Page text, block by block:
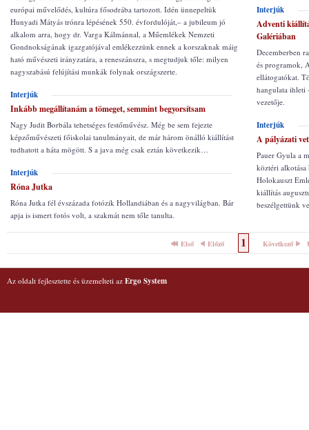
európai művelődés, kultúra fősodrába tartozott. Idén ünnepeltük
Hunyadi Mátyás trónra lépésének 550. évfordulóját,– a jubileum jó
alkalom arra, hogy dr. Varga Kálmánnal, a Műemlékek Nemzeti
Gondnokságának igazgatójával emlékezzünk ennek a korszaknak máig
ható művészeti irányzatára, a reneszánszra, s megtudjuk tőle: milyen
nagyszabású felújítási munkák folynak országszerte.
Interjúk
Inkább megállítanám a tömeget, semmint begyorsítsam
Nagy Judit Borbála tehetséges festőművész. Még be sem fejezte
képzőművészeti főiskolai tanulmányait, de már három önálló kiállítást
tudhatott a háta mögött. S a java még csak eztán következik…
Interjúk
Róna Jutka
Róna Jutka fél évszázada fotózik Hollandiában és a nagyvilágban. Bár
apja is ismert fotós volt, a szakmát nem tőle tanulta.
Interjúk
Adventi
Galériában
Decemberben
és programok,
ellátogatókat.
hangulata ihleti
vezetője.
Interjúk
A pályázati
Pauer Gyula a
köztéri
Holokauszt
kiállítás
beszélgettünk
Első Előző 1 Következő
Az oldalt fejlesztette és üzemelteti az Ergo System